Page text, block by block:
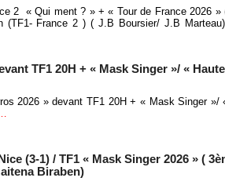
2 « Qui ment ? » + « Tour de France 2026 »
(TF1- France 2 ) ( J.B Boursier/ J.B Marteau)
TF1 20H + « Mask Singer »/ « Haute
2026 » devant TF1 20H + « Mask Singer »/
(3-1) / TF1 « Mask Singer 2026 » (
Biraben)